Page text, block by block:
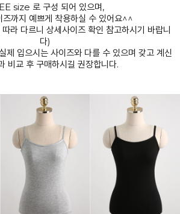
size 로 구성 되어 있으며,
까지 예쁘게 착용하실 수 있어요^^
라 다르니 상세사이즈 확인 참고하시기 바랍니
다)
제 입으시는 사이즈와 다를 수 있으며 갖고 계신
비교 후 구매하시길 권장합니다.